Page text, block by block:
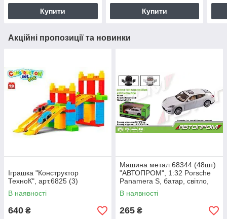
Купити
Купити
Акційні пропозиції та новинки
Іграшка "Конструктор
ТехноК", арт.6825 (3)
В наявності
640 ₴
Машина метал 68344 (48шт)
"АВТОПРОМ", 1:32 Porsche
Panamera S, батар, світло,
звук, відкр.двері, в кор
В наявності
265 ₴